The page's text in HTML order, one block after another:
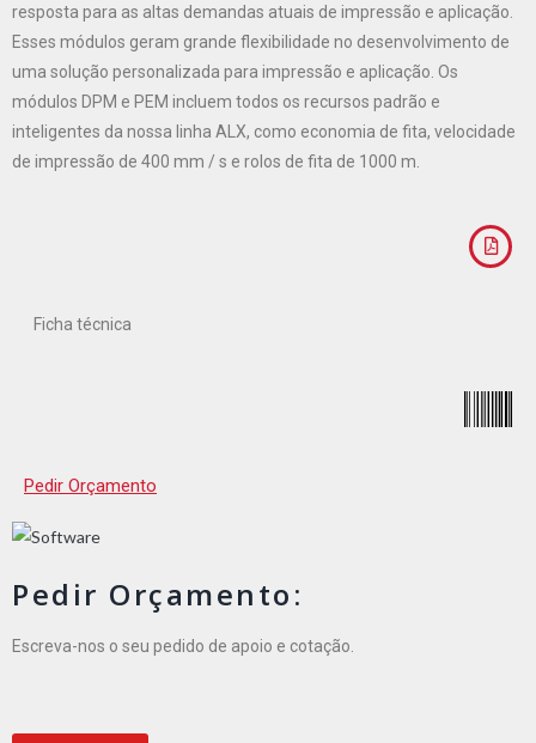
resposta para as altas demandas atuais de impressão e aplicação.
Esses módulos geram grande flexibilidade no desenvolvimento de
uma solução personalizada para impressão e aplicação. Os
módulos DPM e PEM incluem todos os recursos padrão e
inteligentes da nossa linha ALX, como economia de fita, velocidade
de impressão de 400 mm / s e rolos de fita de 1000 m.
Ficha técnica
Pedir Orçamento
Pedir Orçamento:
Escreva-nos o seu pedido de apoio e cotação.